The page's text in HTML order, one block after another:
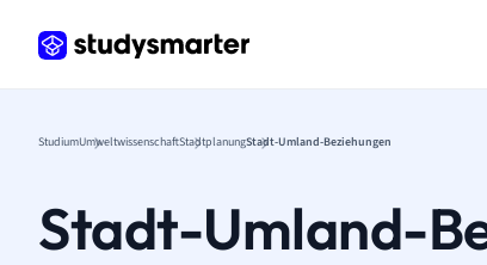
StudiumUmweltwissenschaftStadtplanungStadt-Umland-Beziehungen
Stadt-Umland-